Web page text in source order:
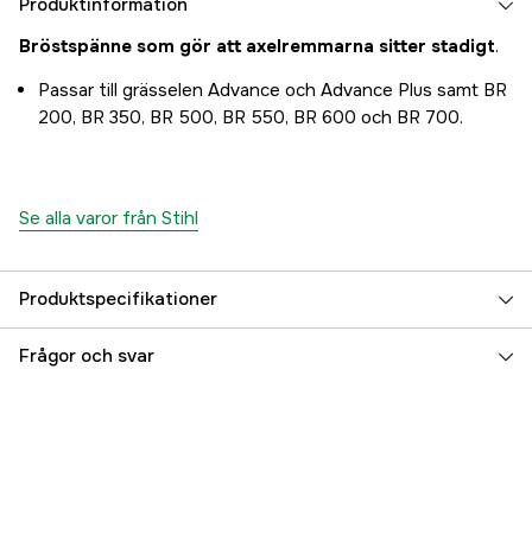
Produktinformation
Bröstspänne som gör att axelremmarna sitter stadigt.
Passar till grässelen Advance och Advance Plus samt BR
200, BR 350, BR 500, BR 550, BR 600 och BR 700.
Se alla varor från Stihl
Produktspecifikationer
Garanti 1 år
Frågor och svar